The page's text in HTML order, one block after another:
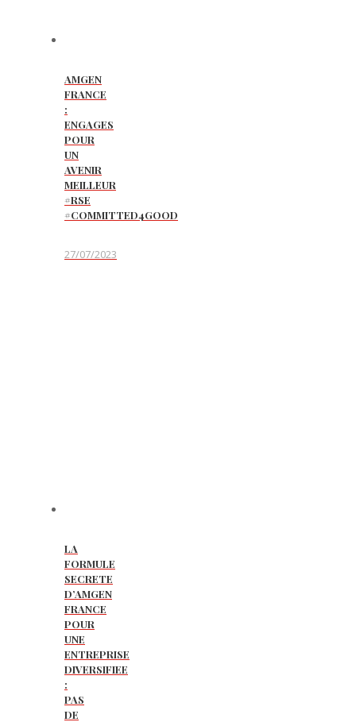
AMGEN
FRANCE
:
ENGAGES
POUR
UN
AVENIR
MEILLEUR
#RSE
#COMMITTED4GOOD
27/07/2023
LA
FORMULE
SECRETE
D’AMGEN
FRANCE
POUR
UNE
ENTREPRISE
DIVERSIFIEE
:
PAS
DE